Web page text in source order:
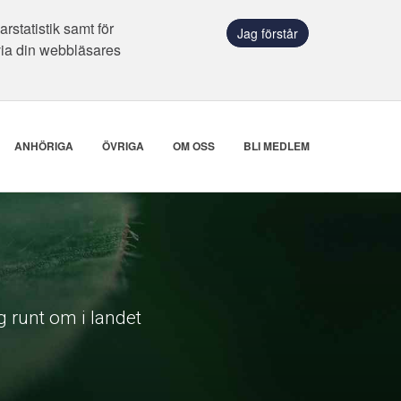
samt för
din webbläsares
Jag förstår
ANHÖRIGA ÖVRIGA OM OSS BLI MEDLEM
runt om i landet